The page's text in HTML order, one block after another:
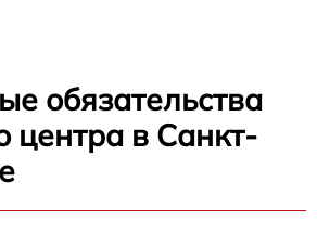
обязательства
центра в Санкт-